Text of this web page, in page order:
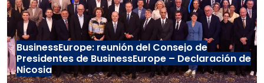
BusinessEurope: reunión del Consejo de
Presidentes de BusinessEurope – Declaración de
Nicosia